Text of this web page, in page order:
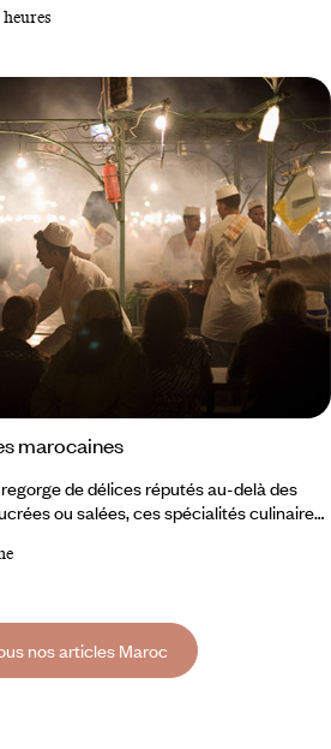
du grand large, de la houle, il en est
Essayez ! L’ancienne Mogador offre ce
marocaines
de délices réputés au-delà des
ou salées, ces spécialités culinaires
riche, aux héritages multiples.
traditionnels locaux à savourer lors de son
nos articles Maroc